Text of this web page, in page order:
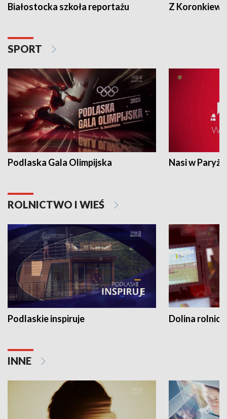
Białostocka szkoła reportażu Z
SPORT
Podlaska Gala Olimpijska Nasi w Paryżu
ROLNICTWO I WIEŚ
Podlaskie inspiruje Dolina
INNE